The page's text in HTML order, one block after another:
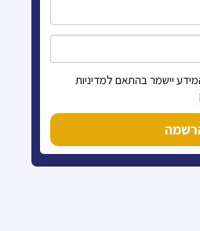
יישמר בהתאם למדיניות